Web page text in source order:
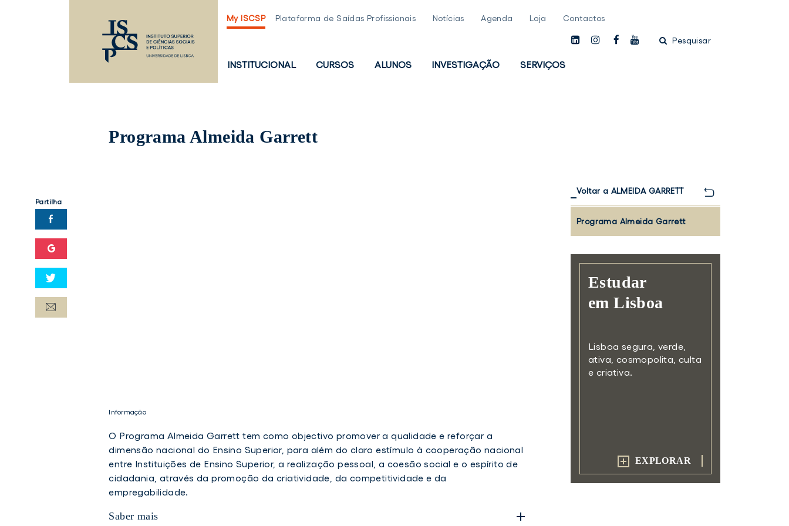
My ISCSP Plataforma de Saídas Profissionais Notícias Agenda Loja Contactos
linkedininstagamfacebook
youtubePesquisar
PÁGINA
INSTITUCIONAL CURSOS ALUNOS INVESTIGAÇÃO SERVIÇOS
Partilha
Programa Almeida Garrett
Informação
O Programa Almeida Garrett tem como objectivo promover a qualidade e reforçar a
dimensão nacional do Ensino Superior, para além do claro estímulo à cooperação nacional
entre Instituições de Ensino Superior, a realização pessoal, a coesão social e o espírito de
cidadania, através da promoção da criatividade, da competitividade e da
empregabilidade.
Saber mais
Voltar a ALMEIDA GARRETT
Programa Almeida Garrett
Estudar
em Lisboa
Lisboa segura, verde,
ativa, cosmopolita, culta
e criativa.
EXPLORAR